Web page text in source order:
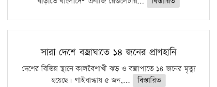
সারা দেশে বজ্রাঘাতে ১৪ জনের প্রাণহানি
দেশের বিভিন্ন স্থানে কালবৈশাখী ঝড় ও বজ্রাপাতে ১৪ জনের মৃত্যু
হয়েছে। গাইবান্ধায় ৫ জন,...
বিস্তারিত